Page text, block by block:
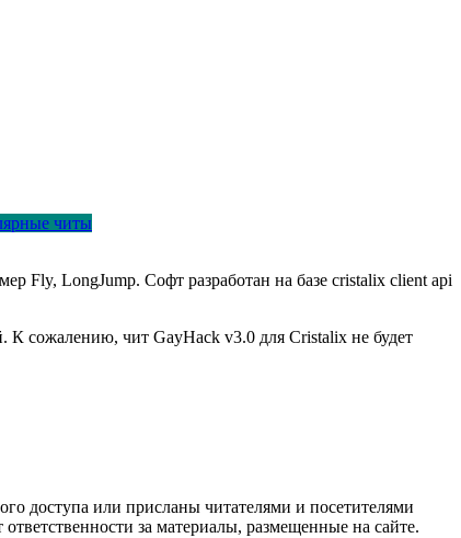
читы
Fly, LongJump. Софт разработан на базе cristalix client api
К сожалению, чит GayHack v3.0 для Cristalix не будет
доступа или присланы читателями и посетителями
за материалы, размещенные на сайте.